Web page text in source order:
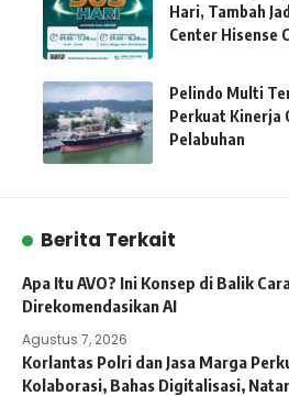
Hari, Tambah
Center Hisense
Pelindo Multi
Perkuat Kinerja
Pelabuhan
Berita Terkait
Apa Itu AVO? Ini Konsep di Balik
Direkomendasikan AI
Agustus 7, 2026
Korlantas Polri dan Jasa Marga
Kolaborasi, Bahas Digitalisasi,